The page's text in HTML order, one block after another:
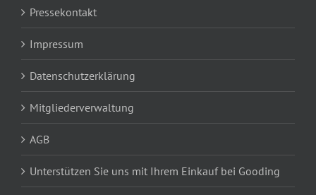
Pressekontakt
Impressum
Datenschutzerklärung
Mitgliederverwaltung
AGB
Unterstützen Sie uns mit Ihrem Einkauf bei Gooding